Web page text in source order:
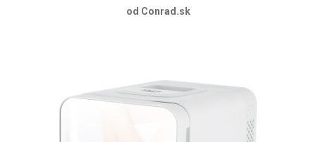
od Conrad.sk